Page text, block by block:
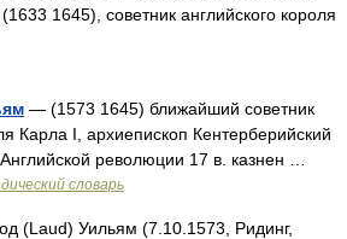
1645), советник английского короля
— (1573 1645) ближайший советник
Карла I, архиепископ Кентерберийский
революции 17 в. казнен …
словарь
(Laud) Уильям (7.10.1573, Ридинг,